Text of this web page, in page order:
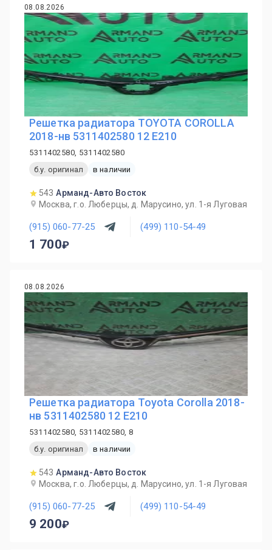
08.08.2026
Решетка радиатора TOYOTA COROLLA
2018-нв 5311402580 12 E210
5311402580, 5311402580
б.у. оригинал
в наличии
543 Арманд-Авто Восток
Москва, г.о. Люберцы, д. Марусино, ул. 1-я Луговая
(915) 060-77-25 (499) 110-54-49
1 700
08.08.2026
Решетка радиатора Toyota Corolla 2018-
нв 5311402580 12 E210
5311402580, 5311402580, 8
б.у. оригинал
в наличии
543 Арманд-Авто Восток
Москва, г.о. Люберцы, д. Марусино, ул. 1-я Луговая
(915) 060-77-25 (499) 110-54-49
9 200